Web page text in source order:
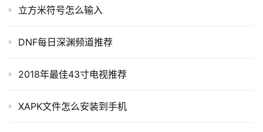
立方米符号怎么输入
DNF每日深渊频道推荐
2018年最佳43寸电视推荐
XAPK文件怎么安装到手机